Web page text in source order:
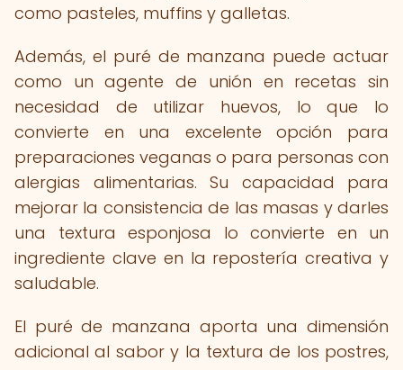
como pasteles, muffins y galletas.
Además, el puré de manzana puede actuar
como un agente de unión en recetas sin
necesidad de utilizar huevos, lo que lo
convierte en una excelente opción para
preparaciones veganas o para personas con
alergias alimentarias. Su capacidad para
mejorar la consistencia de las masas y darles
una textura esponjosa lo convierte en un
ingrediente clave en la repostería creativa y
saludable.
El puré de manzana aporta una dimensión
adicional al sabor y la textura de los postres,